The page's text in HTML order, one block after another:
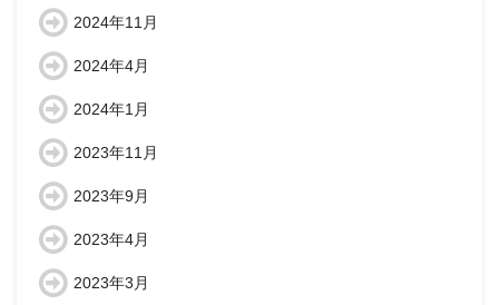
2024年11月
2024年4月
2024年1月
2023年11月
2023年9月
2023年4月
2023年3月